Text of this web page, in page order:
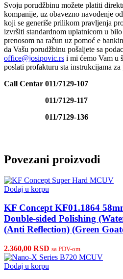
Svoju porudžbinu možete platiti
kompanije, uz obavezno navođenje
koji se generiše prilikom pravljenja
izvršiti standardnom uplatnicom u
prenosom na račun uz pomoć e
da Vašu porudžbinu pošaljete sa
office@josipovic.rs i mi ćemo Vam u
poslati profakturu sta instrukcijama za
Call Centar 011/7129-107
011/7129-117
011/7129-136
Povezani proizvodi
Dodaj u korpu
KF Concept KF01.1864
Double-sided Polishing
(Anti Reflection) (Green
2.360,00 RSD sa PDV-om
Dodaj u korpu